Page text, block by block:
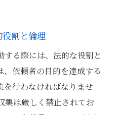
割と倫理
る際には、法的な役割と
依頼者の目的を達成する
を行わなければなりませ
集は厳しく禁止されてお